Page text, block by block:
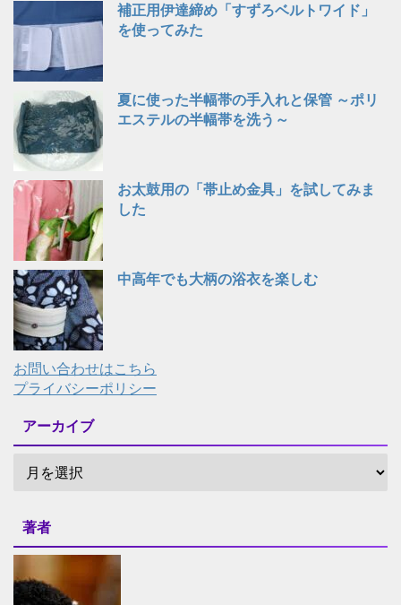
補正用伊達締め「すずろベルトワイド」
を使ってみた
夏に使った半幅帯の手入れと保管 ～ポリ
エステルの半幅帯を洗う～
お太鼓用の「帯止め金具」を試してみま
した
中高年でも大柄の浴衣を楽しむ
お問い合わせはこちら
プライバシーポリシー
アーカイブ
著者